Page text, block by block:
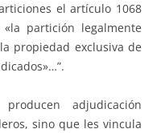
el artículo 1068
partición legalmente
propiedad exclusiva de
producen adjudicación
sino que les vincula